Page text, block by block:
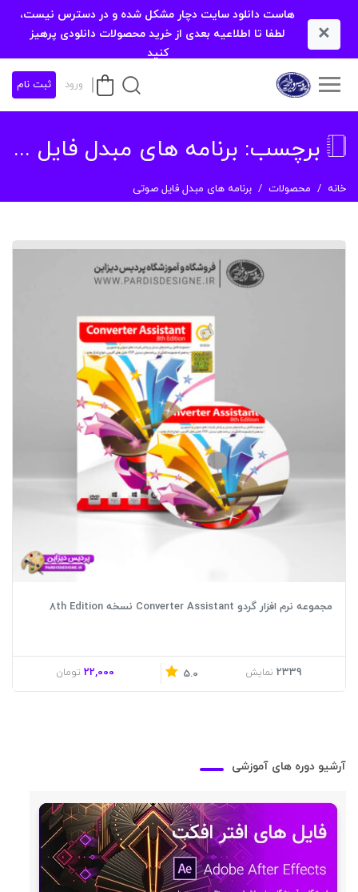
×
هاست دانلود سایت دچار مشکل شده و در دسترس نیست،
لطفا تا اطلاعیه بعدی از خرید محصولات دانلودی پرهیز
کنید
ورود ثبت نام
برچسب: برنامه های مبدل فایل صوتی
خانه محصولات برنامه های مبدل فایل صوتی
مجموعه نرم افزار گردو Converter Assistant نسخه 8th Edition
2339 نمایش 5.0
22,000 تومان
آرشیو دوره های آموزشی